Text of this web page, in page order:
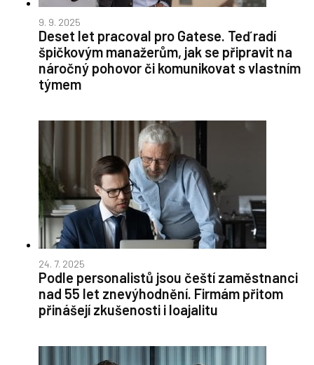
9. 9. 2025
Deset let pracoval pro Gatese. Teď radí
špičkovým manažerům, jak se připravit na
náročný pohovor či komunikovat s vlastním
týmem
24. 7. 2025
Podle personalistů jsou čeští zaměstnanci
nad 55 let znevýhodnění. Firmám přitom
přinášejí zkušenosti i loajalitu